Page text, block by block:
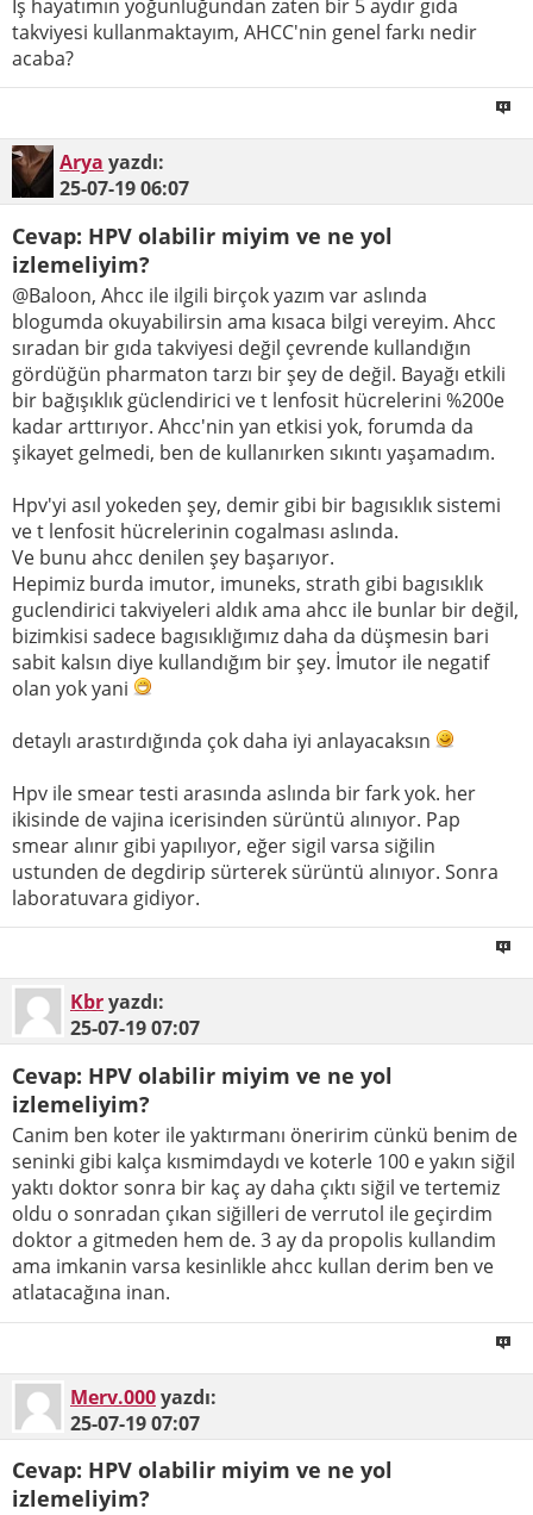
İş hayatımın yoğunluğundan zaten bir 5 aydır gıda
takviyesi kullanmaktayım, AHCC'nin genel farkı nedir
acaba?
Arya yazdı:
25-07-1906:07
Cevap: HPV olabilir miyim ve ne yol
izlemeliyim?
@Baloon, Ahcc ile ilgili birçok yazım var aslında
blogumda okuyabilirsin ama kısaca bilgi vereyim. Ahcc
sıradan bir gıda takviyesi değil çevrende kullandığın
gördüğün pharmaton tarzı bir şey de değil. Bayağı etkili
bir bağışıklık güclendirici ve t lenfosit hücrelerini %200e
kadar arttırıyor. Ahcc'nin yan etkisi yok, forumda da
şikayet gelmedi, ben de kullanırken sıkıntı yaşamadım.
Hpv'yi asıl yokeden şey, demir gibi bir bagısıklık sistemi
ve t lenfosit hücrelerinin cogalması aslında.
Ve bunu ahcc denilen şey başarıyor.
Hepimiz burda imutor, imuneks, strath gibi bagısıklık
guclendirici takviyeleri aldık ama ahcc ile bunlar bir değil,
bizimkisi sadece bagısıklığımız daha da düşmesin bari
sabit kalsın diye kullandığım bir şey. İmutor ile negatif
olan yok yani
detaylı arastırdığında çok daha iyi anlayacaksın
Hpv ile smear testi arasında aslında bir fark yok. her
ikisinde de vajina icerisinden sürüntü alınıyor. Pap
smear alınır gibi yapılıyor, eğer sigil varsa siğilin
ustunden de degdirip sürterek sürüntü alınıyor. Sonra
laboratuvara gidiyor.
Kbryazdı:
25-07-1907:07
Cevap: HPV olabilir miyim ve ne yol
izlemeliyim?
Canim ben koter ile yaktırmanı öneririm cünkü benim de
seninki gibi kalça kısmimdaydı ve koterle 100 e yakın siğil
yaktı doktor sonra bir kaç ay daha çıktı siğil ve tertemiz
oldu o sonradan çıkan siğilleri de verrutol ile geçirdim
doktor a gitmeden hem de. 3 ay da propolis kullandim
ama imkanin varsa kesinlikle ahcc kullan derim ben ve
atlatacağına inan.
Merv.000yazdı:
25-07-1907:07
Cevap: HPV olabilir miyim ve ne yol
izlemeliyim?